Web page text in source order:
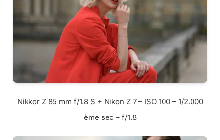
Nikkor Z 85 mm f/1.8 S + Nikon Z 7 – ISO 100 – 1/2.000
ème sec – f/1.8